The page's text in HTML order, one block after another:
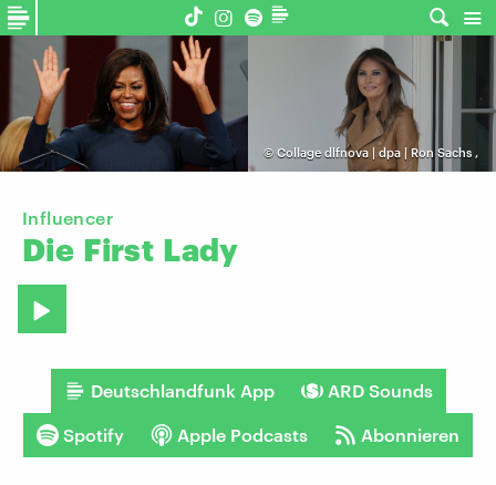
© Collage dlfnova | dpa | Ron Sachs,
Influencer
Die First Lady
Deutschlandfunk App ARD Sounds
Spotify Apple Podcasts Abonnieren